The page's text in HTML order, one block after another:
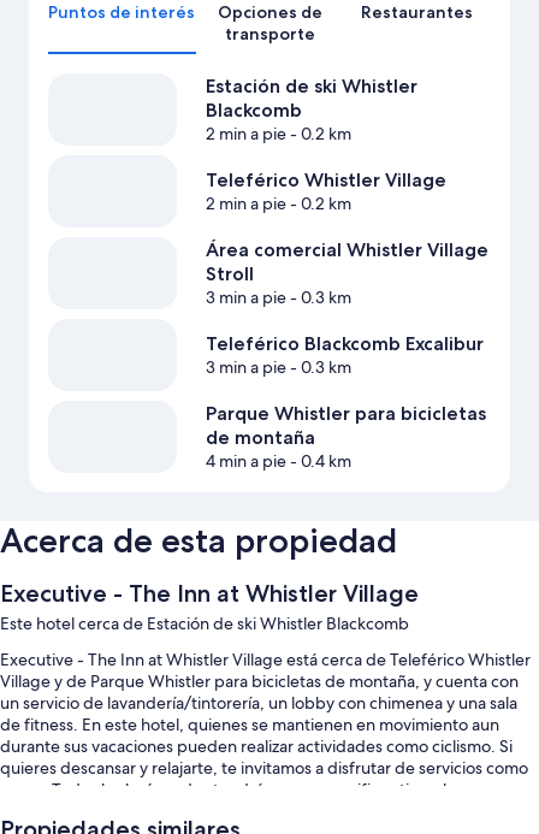
Puntos de interés
Opciones de
transporte
Restaurantes
Estación de ski Whistler
Blackcomb
2 min a pie- 0.2 km
Teleférico Whistler Village
2 min a pie- 0.2 km
Área comercial Whistler Village
Stroll
3 min a pie- 0.3 km
Teleférico Blackcomb Excalibur
3 min a pie- 0.3 km
Parque Whistler para bicicletas
de montaña
4 min a pie- 0.4 km
Acerca de esta propiedad
Executive - The Inn at Whistler Village
Este hotel cerca de Estación de ski Whistler Blackcomb
Executive - The Inn at Whistler Village está cerca de Teleférico Whistler
Village y de Parque Whistler para bicicletas de montaña, y cuenta con
un servicio de lavandería/tintorería, un lobby con chimenea y una sala
de fitness. En este hotel, quienes se mantienen en movimiento aun
durante sus vacaciones pueden realizar actividades como ciclismo. Si
quieres descansar y relajarte, te invitamos a disfrutar de servicios como
sauna. Todos los huéspedes tendrán acceso a wifi gratis en la